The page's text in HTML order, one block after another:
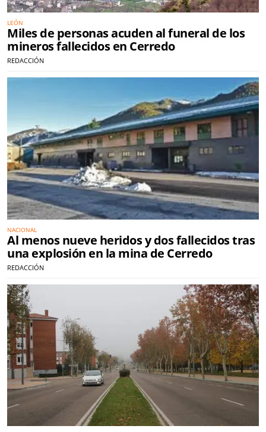
LEÓN
Miles de personas acuden al funeral de los
mineros fallecidos en Cerredo
REDACCIÓN
NACIONAL
Al menos nueve heridos y dos fallecidos tras
una explosión en la mina de Cerredo
REDACCIÓN